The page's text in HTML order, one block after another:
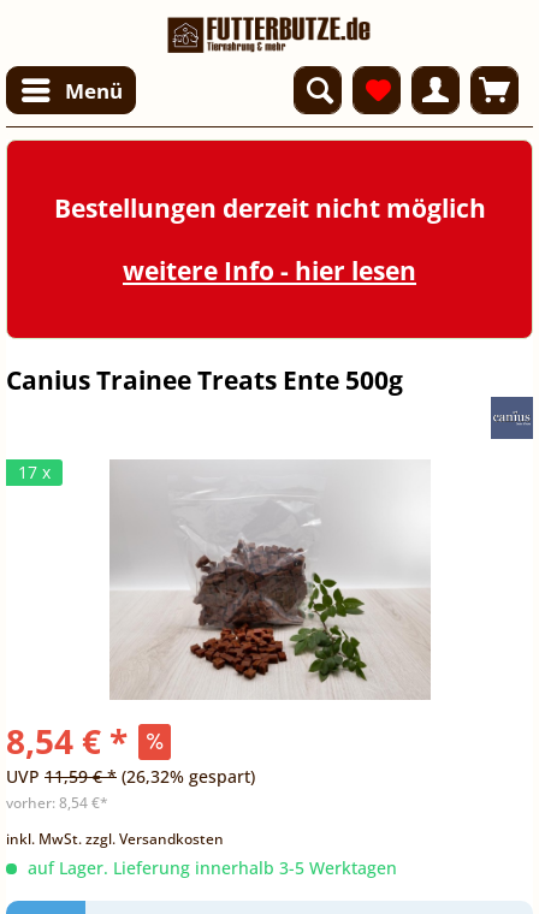
Menü
Bestellungen derzeit nicht möglich
weitere Info - hier lesen
Canius Trainee Treats Ente 500g
17 x
8,54 € *
UVP 11,59 € * (26,32% gespart)
vorher: 8,54 €*
inkl. MwSt.zzgl. Versandkosten
auf Lager. Lieferung innerhalb 3-5 Werktagen